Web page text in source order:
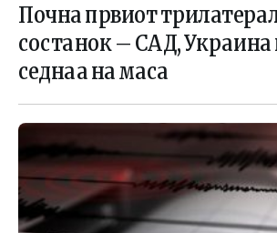
Почна првиот
состанок – САД, Украина
седнаа на маса